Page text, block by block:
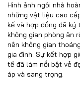
Hình ảnh ngôi nhà
những vật liệu cao
kế và hợp đồng đã
không gian phòng ăn
nên không gian
gia đình. Sự kết hợp
tế đã làm nổi bật vẻ
áp và sang trọng.